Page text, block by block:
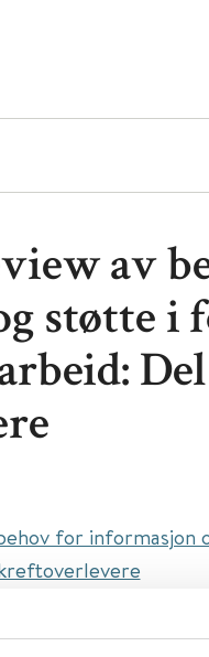
av
støtte i
for
I – cancer